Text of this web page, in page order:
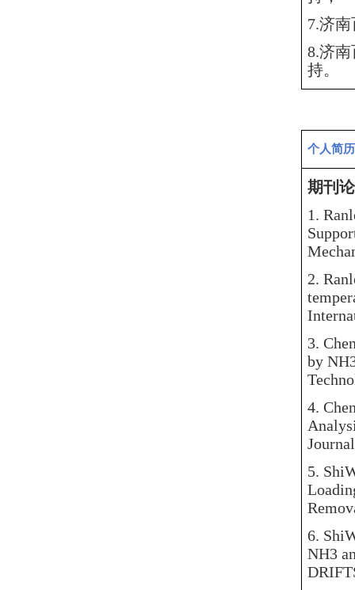
7.济
8.济
持。
个人简历
期刊
1.
2.
3.
by
4.
5.
6.
NH3